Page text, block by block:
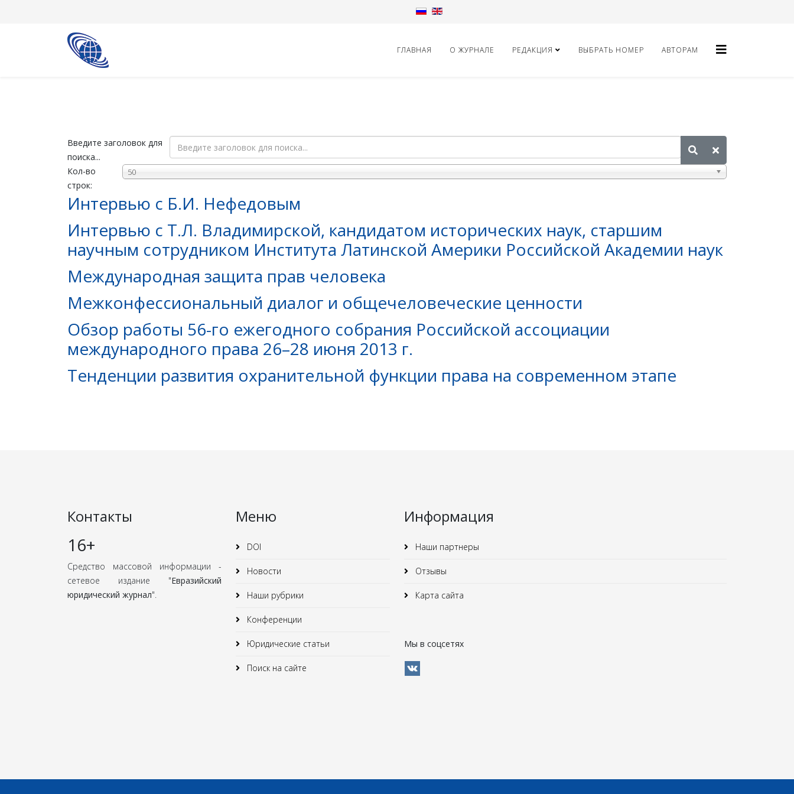
ГЛАВНАЯ О ЖУРНАЛЕ РЕДАКЦИЯ ВЫБРАТЬ НОМЕР АВТОРАМ
Введите заголовок для
поиска...
Кол-во
строк:
50
Интервью с Б.И. Нефедовым
Интервью с Т.Л. Владимирской, кандидатом исторических наук, старшим
научным сотрудником Института Латинской Америки Российской Академии наук
Международная защита прав человека
Межконфессиональный диалог и общечеловеческие ценности
Обзор работы 56-го ежегодного собрания Российской ассоциации
международного права 26–28 июня 2013 г.
Тенденции развития охранительной функции права на современном этапе
Контакты
16+
Средство массовой информации -
сетевое издание "Евразийский
юридический журнал".
Меню
DOI
Новости
Наши рубрики
Конференции
Юридические статьи
Поиск на сайте
Информация
Наши партнеры
Отзывы
Карта сайта
Мы в соцсетях